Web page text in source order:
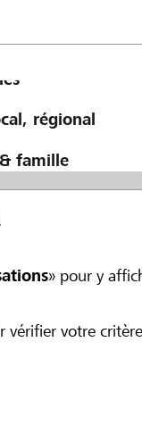
» pour y
vérifier votre